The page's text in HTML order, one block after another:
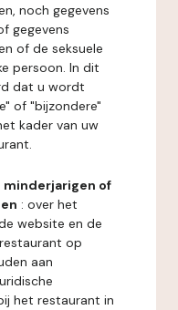
noch gegevens
gegevens
of de seksuele
persoon. In dit
dat u wordt
of "bijzondere"
kader van uw
minderjarigen of
: over het
website en de
op
aan
het restaurant in